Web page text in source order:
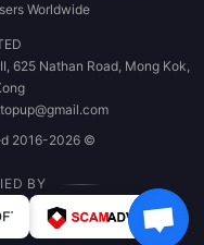
Worldwide
625 Nathan Road, Mong Kok,
© 2016-2026 BitTopup. All Rights Reserved.
BY